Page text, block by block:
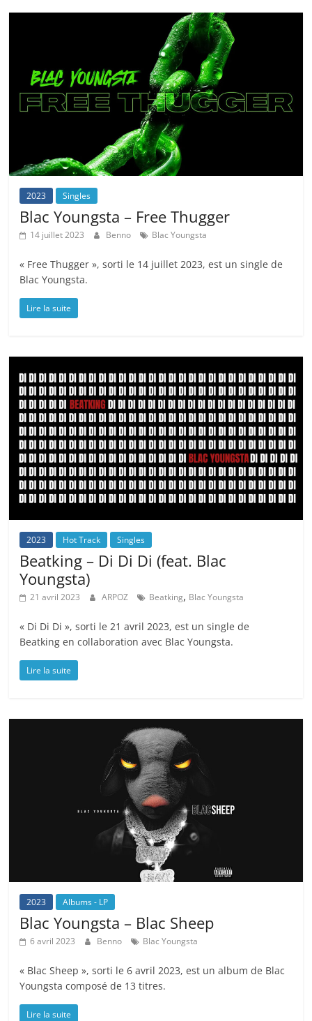
2023 Singles
Blac Youngsta – Free Thugger
14 juillet 2023 Benno Blac Youngsta
« Free Thugger », sorti le 14 juillet 2023, est un single de
Blac Youngsta.
Lire la suite
2023 Hot Track Singles
Beatking – Di Di Di (feat. Blac
Youngsta)
21 avril 2023 ARPOZ Beatking, Blac Youngsta
« Di Di Di », sorti le 21 avril 2023, est un single de
Beatking en collaboration avec Blac Youngsta.
Lire la suite
2023 Albums - LP
Blac Youngsta – Blac Sheep
6 avril 2023 Benno Blac Youngsta
« Blac Sheep », sorti le 6 avril 2023, est un album de Blac
Youngsta composé de 13 titres.
Lire la suite